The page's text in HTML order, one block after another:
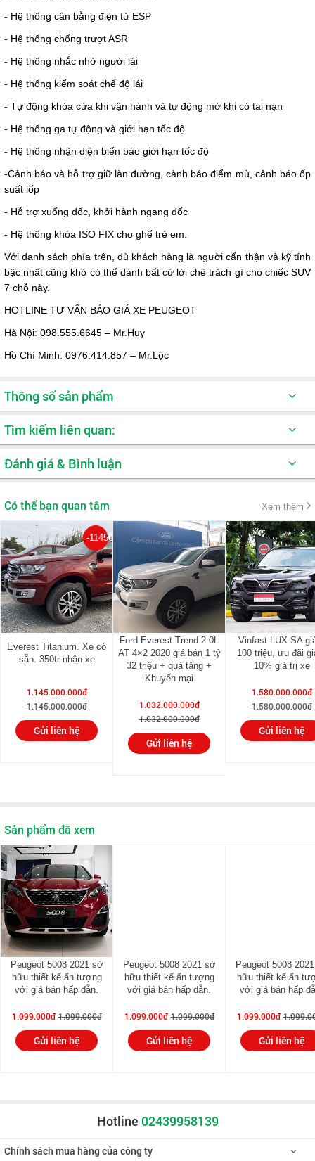
- Hệ thống cân bằng điện tử ESP
- Hệ thống chống trượt ASR
- Hệ thống nhắc nhở người lái
- Hệ thống kiểm soát chế độ lái
- Tự động khóa cửa khi vận hành và tự động mở khi có tai nạn
- Hệ thống ga tự động và giới hạn tốc độ
- Hệ thống nhận diện biển báo giới hạn tốc độ
-Cảnh báo và hỗ trợ giữ làn đường, cảnh báo điểm mù, cảnh báo ốp
suất lốp
- Hỗ trợ xuống dốc, khởi hành ngang dốc
- Hệ thống khóa ISO FIX cho ghế trẻ em.
Với danh sách phía trên, dù khách hàng là người cẩn thận và kỹ tính
bậc nhất cũng khó có thể dành bất cứ lời chê trách gì cho chiếc SUV
7 chỗ này.
HOTLINE TƯ VẤN BÁO GIÁ XE PEUGEOT
Hà Nội: 098.555.6645 – Mr.Huy
Hồ Chí Minh: 0976.414.857 – Mr.Lộc
Thông số sản phẩm
Dung tích
Mô-men xoắn cực đại (Nm) 245Nm / 1,400 – 4,000 rpm
Hệ thống treo trước Độc lập kiểu MacPherson
Hệ thống treo sau Thanh xoắn
Hệ thống phanh trước/sau Đĩa/Đĩa
Tìm kiếm liên quan:
Xe oto SUV
Đánh giá & Bình luận
Có thể bạn quan tâm Xem thêm
-1145000000%
Everest Titanium. Xe có
sẵn. 350tr nhận xe
1.145.000.000đ
1.145.000.000đ
Gửi liên hệ
Ford Everest Trend 2.0L
AT 4×2 2020 giá bán 1 tỷ
32 triệu + quà tặng +
Khuyến mại
1.032.000.000đ
1.032.000.000đ
Gửi liên hệ
Vinfast LUX SA
100 triệu, ưu đãi
10% giá trị xe
1.580.000.000đ
1.580.000.000đ
Gửi liên hệ
Sản phẩm đã xem
Peugeot 5008 2021 sở
hữu thiết kế ấn tượng
với giá bán hấp dẫn.
1.099.000đ 1.099.000đ
Gửi liên hệ
Peugeot 5008 2021 sở
hữu thiết kế ấn tượng
với giá bán hấp dẫn.
1.099.000đ 1.099.000đ
Gửi liên hệ
Peugeot 5008
hữu thiết kế ấn
với giá bán hấp
1.099.000đ
Gửi liên hệ
Hotline 02439958139
Chính sách mua hàng của công ty